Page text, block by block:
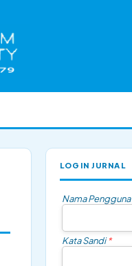
LOGIN JURNAL
Nama Pengguna
Kata Sandi*